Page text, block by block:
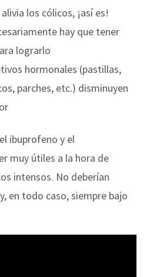
los cólicos, ¡así es!
hay que tener
lograrlo
hormonales (pastillas,
parches, etc.) disminuyen
ibuprofeno y el
muy útiles a la hora de
intensos. No deberían
en todo caso, siempre bajo